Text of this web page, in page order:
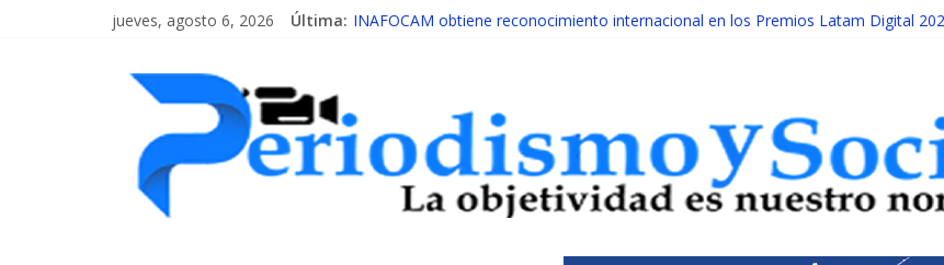
jueves, agosto 6, 2026 Última: INAFOCAM obtiene reconocimiento internacional en los Premios Latam Digital
MESCyT presenta calendario de Consulta Nacional por la Educación